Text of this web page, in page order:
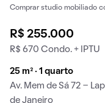
Comprar studio mobiliado
R$ 255.000
R$ 670 Condo. + IPTU
25 m² · 1 quarto
Av. Mem de Sá 72 -
de Janeiro